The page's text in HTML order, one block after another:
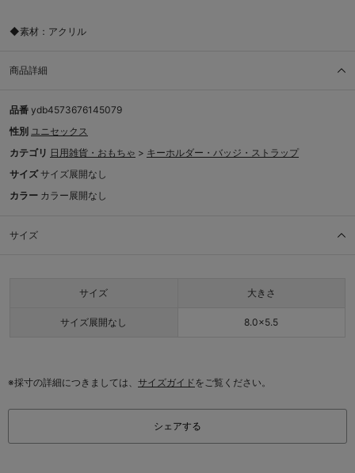
◆素材：アクリル
商品詳細
品番 ydb4573676145079
性別 ユニセックス
カテゴリ 日用雑貨・おもちゃ > キーホルダー・バッジ・ストラップ
サイズ サイズ展開なし
カラー カラー展開なし
サイズ
サイズ 大きさ
サイズ展開なし 8.0×5.5
※採寸の詳細につきましては、 サイズガイドをご覧ください。
シェアする